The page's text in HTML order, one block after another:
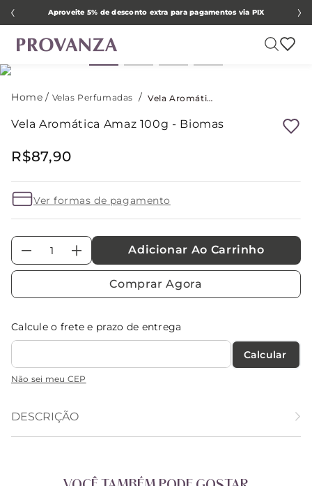
Aproveite 5% de desconto extra para pagamentos via PIX
Velas Perfumadas Vela Aromática Amaz 100g - Biomas
Vela Aromática Amaz 100g - Biomas
R$87,90
Ver formas de pagamento
＋
－ Adicionar Ao Carrinho
Comprar Agora
Calcule o frete e prazo de entrega
Não sei meu CEP
DESCRIÇÃO